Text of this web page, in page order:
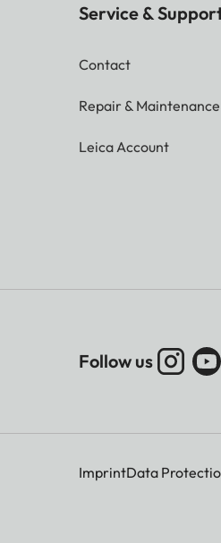
Service &
Contact
Repair & Maintenance
Leica Account
Follow us
ImprintData